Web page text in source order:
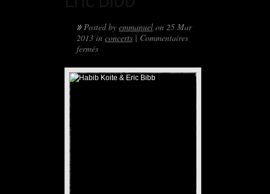
» Posted by emmanuel on 25 Mar
2013 in concerts | Commentaires
ferméssur
Koite
&